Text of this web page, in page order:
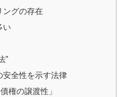
グの存在
い
”
安全性を示す法律
権の譲渡性」